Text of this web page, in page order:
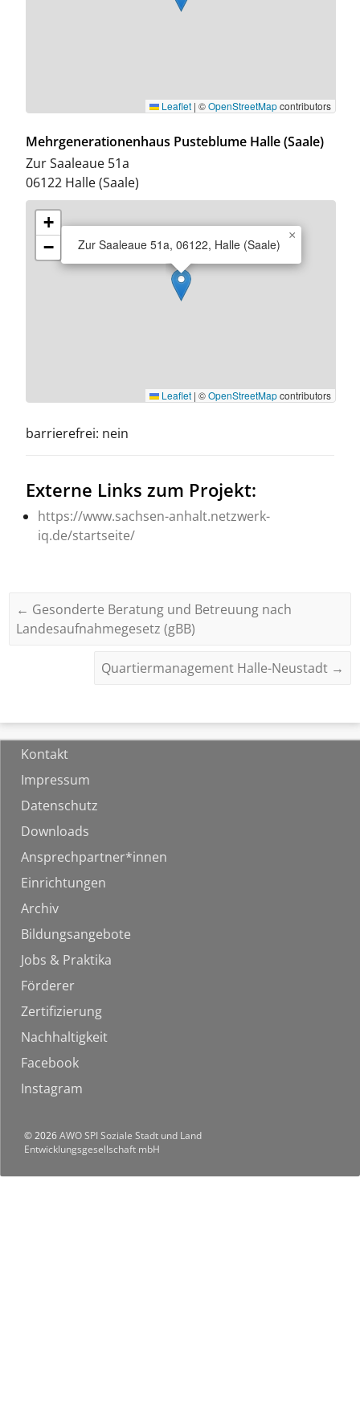
Leaflet | ©OpenStreetMapcontributors
Mehrgenerationenhaus Pusteblume Halle (Saale)
Zur Saaleaue 51a
06122 Halle (Saale)
Zur Saaleaue 51a, 06122, Halle (Saale)
×
+
−
Leaflet | ©OpenStreetMapcontributors
barrierefrei: nein
Externe Links zum Projekt:
https://www.sachsen-anhalt.netzwerk-
iq.de/startseite/
← Gesonderte Beratung und Betreuung nach
Landesaufnahmegesetz (gBB)
Quartiermanagement Halle-Neustadt →
Kontakt
Impressum
Datenschutz
Downloads
Ansprechpartner*innen
Einrichtungen
Archiv
Bildungsangebote
Jobs & Praktika
Förderer
Zertifizierung
Nachhaltigkeit
Facebook
Instagram
© 2026AWO SPI Soziale Stadt und Land
Entwicklungsgesellschaft mbH